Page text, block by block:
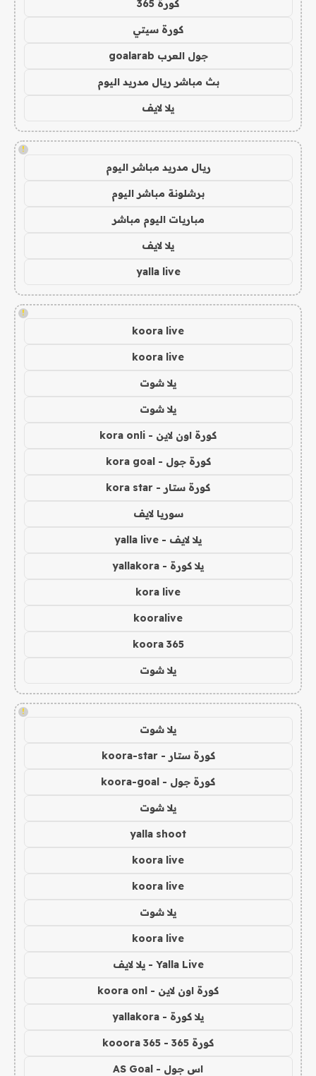
كورة 365
كورة سيتي
جول العرب goalarab
بث مباشر ريال مدريد اليوم
يلا لايف
!
ريال مدريد مباشر اليوم
برشلونة مباشر اليوم
مباريات اليوم مباشر
يلا لايف
yalla live
!
koora live
koora live
يلا شوت
يلا شوت
كورة اون لاين - kora onli
كورة جول - kora goal
كورة ستار - kora star
سوريا لايف
يلا لايف - yalla live
يلا كورة - yallakora
kora live
kooralive
koora 365
يلا شوت
!
يلا شوت
كورة ستار - koora-star
كورة جول - koora-goal
يلا شوت
yalla shoot
koora live
koora live
يلا شوت
koora live
Yalla Live - يلا لايف
كورة اون لاين - koora onl
يلا كورة - yallakora
كورة 365 - kooora 365
اس جول - AS Goal